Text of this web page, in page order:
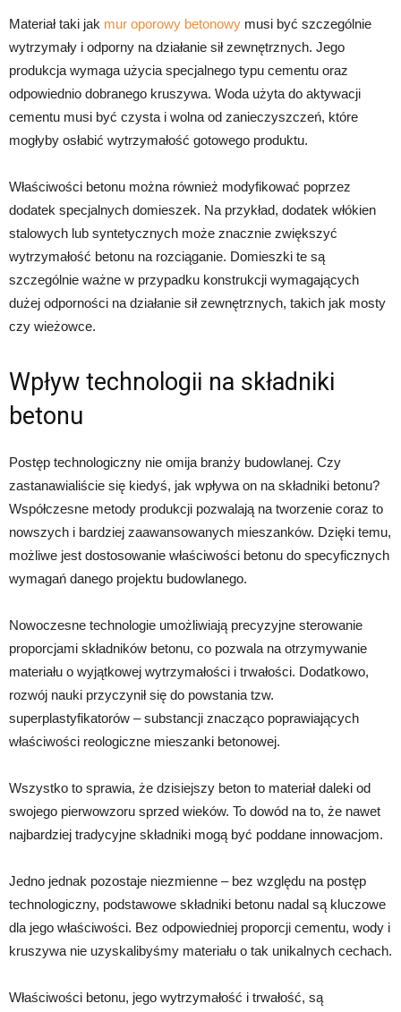
Materiał taki jak mur oporowy betonowy musi być szczególnie
wytrzymały i odporny na działanie sił zewnętrznych. Jego
produkcja wymaga użycia specjalnego typu cementu oraz
odpowiednio dobranego kruszywa. Woda użyta do aktywacji
cementu musi być czysta i wolna od zanieczyszczeń, które
mogłyby osłabić wytrzymałość gotowego produktu.
Właściwości betonu można również modyfikować poprzez
dodatek specjalnych domieszek. Na przykład, dodatek włókien
stalowych lub syntetycznych może znacznie zwiększyć
wytrzymałość betonu na rozciąganie. Domieszki te są
szczególnie ważne w przypadku konstrukcji wymagających
dużej odporności na działanie sił zewnętrznych, takich jak mosty
czy wieżowce.
Wpływ technologii na składniki
betonu
Postęp technologiczny nie omija branży budowlanej. Czy
zastanawialiście się kiedyś, jak wpływa on na składniki betonu?
Współczesne metody produkcji pozwalają na tworzenie coraz to
nowszych i bardziej zaawansowanych mieszanków. Dzięki temu,
możliwe jest dostosowanie właściwości betonu do specyficznych
wymagań danego projektu budowlanego.
Nowoczesne technologie umożliwiają precyzyjne sterowanie
proporcjami składników betonu, co pozwala na otrzymywanie
materiału o wyjątkowej wytrzymałości i trwałości. Dodatkowo,
rozwój nauki przyczynił się do powstania tzw.
superplastyfikatorów – substancji znacząco poprawiających
właściwości reologiczne mieszanki betonowej.
Wszystko to sprawia, że dzisiejszy beton to materiał daleki od
swojego pierwowzoru sprzed wieków. To dowód na to, że nawet
najbardziej tradycyjne składniki mogą być poddane innowacjom.
Jedno jednak pozostaje niezmienne – bez względu na postęp
technologiczny, podstawowe składniki betonu nadal są kluczowe
dla jego właściwości. Bez odpowiedniej proporcji cementu, wody i
kruszywa nie uzyskalibyśmy materiału o tak unikalnych cechach.
Właściwości betonu, jego wytrzymałość i trwałość, są